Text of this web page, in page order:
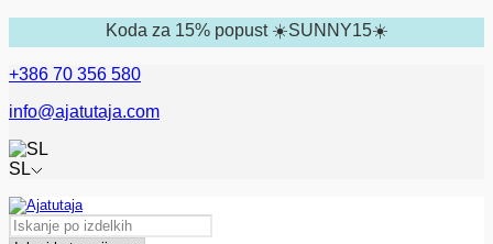
Koda za 15% popust ☀️SUNNY15☀️
+386 70 356 580
info@ajatutaja.com
SL